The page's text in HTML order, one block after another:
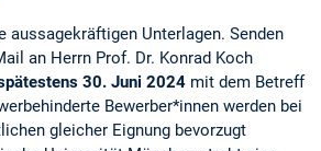
aussagekräftigen Unterlagen. Senden
an Herrn Prof. Dr. Konrad Koch
30. Juni 2024 mit dem Betreff
Bewerber*innen werden bei
gleicher Eignung bevorzugt